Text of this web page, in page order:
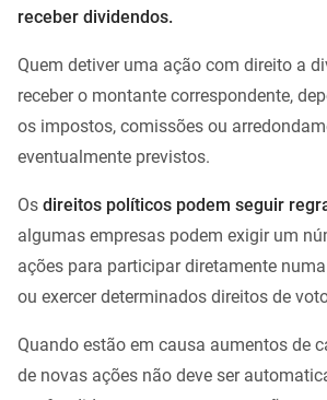
receber dividendos.
Quem detiver uma ação com direito a
receber o montante correspondente,
os impostos, comissões ou
eventualmente previstos.
Os direitos políticos podem seguir
algumas empresas podem exigir um
ações para participar diretamente numa
ou exercer determinados direitos de
Quando estão em causa aumentos de
de novas ações não deve ser